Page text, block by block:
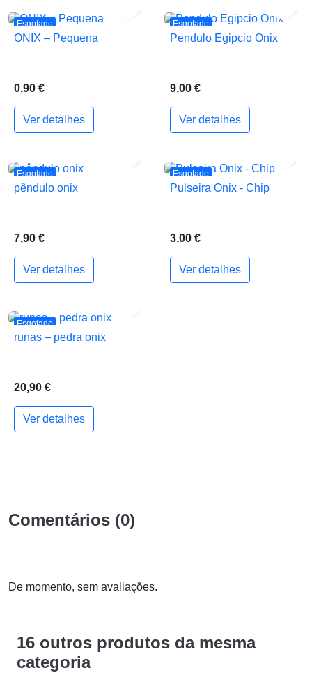
Esgotado
ONIX – Pequena
0,90 €
Ver detalhes
Esgotado
Pendulo Egipcio Onix
9,00 €
Ver detalhes
Esgotado
pêndulo onix
7,90 €
Ver detalhes
Esgotado
Pulseira Onix - Chip
3,00 €
Ver detalhes
Esgotado
runas – pedra onix
20,90 €
Ver detalhes
Comentários (0)
De momento, sem avaliações.
16 outros produtos da mesma
categoria